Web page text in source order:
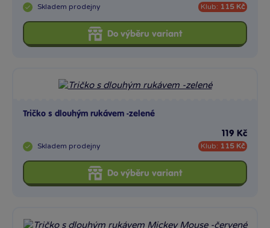
Skladem prodejny Klub: 115 Kč
Do výběru variant
Tričko s dlouhým rukávem -zelené
Skladem prodejny
119 Kč
Klub: 115 Kč
Do výběru variant